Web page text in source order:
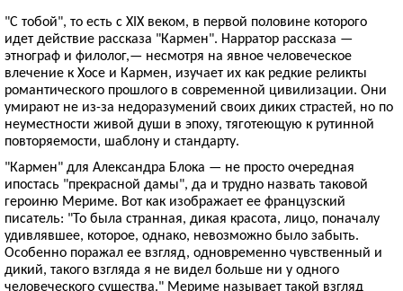
"С тобой", то есть с XIX веком, в первой половине которого
идет действие рассказа "Кармен". Нарратор рассказа —
этнограф и филолог,— несмотря на явное человеческое
влечение к Хосе и Кармен, изучает их как редкие реликты
романтического прошлого в современной цивилизации. Они
умирают не из-за недоразумений своих диких страстей, но по
неуместности живой души в эпоху, тяготеющую к рутинной
повторяемости, шаблону и стандарту.
"Кармен" для Александра Блока — не просто очередная
ипостась "прекрасной дамы", да и трудно назвать таковой
героиню Мериме. Вот как изображает ее французский
писатель: "То была странная, дикая красота, лицо, поначалу
удивлявшее, которое, однако, невозможно было забыть.
Особенно поражал ее взгляд, одновременно чувственный и
дикий, такого взгляда я не видел больше ни у одного
человеческого существа." Мериме называет такой взгляд